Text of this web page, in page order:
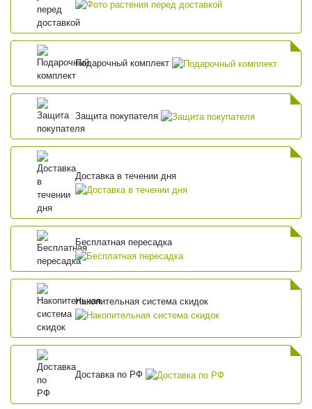
Подарочный комплект
Защита покупателя
Доставка в течении дня
Бесплатная пересадка
Накопительная система скидок
Доставка по РФ